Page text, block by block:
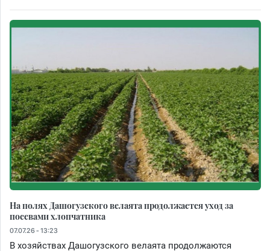
На полях Дашогузского велаята продолжается уход за
посевами хлопчатника
07.07.26 - 13:23
В хозяйствах Дашогузского велаята продолжаются